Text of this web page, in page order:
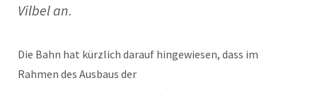
Vilbelan.
Die Bahn hat kürzlich darauf hingewiesen, dass im
Rahmen des Ausbaus der